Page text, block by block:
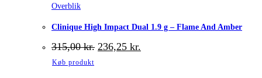
Overblik
Clinique High Impact Dual 1.9 g – Flame And Amber
315,00kr. Den
oprindelige
236,25 kr.
aktuelle
Køb produkt